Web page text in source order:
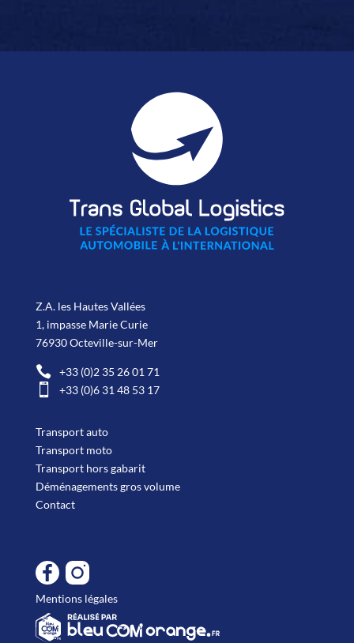
Z.A. les Hautes Vallées
1, impasse Marie Curie
76930 Octeville-sur-Mer
 +33 (0)2 35 26 01 71
 +33 (0)6 31 48 53 17
Transport auto
Transport moto
Transport hors gabarit
Déménagements gros volume
Contact
Mentions légales